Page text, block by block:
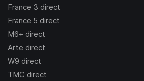
France 3 direct
France 5 direct
M6+ direct
Arte direct
W9 direct
TMC direct